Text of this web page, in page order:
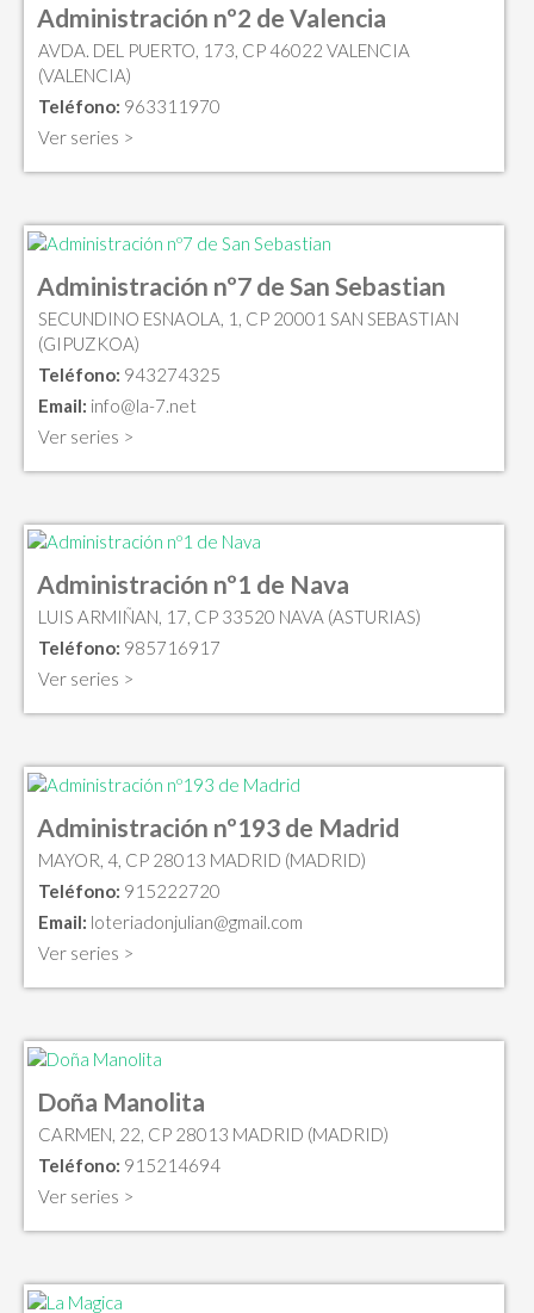
Administración nº2 de Valencia
AVDA. DEL PUERTO, 173, CP 46022 VALENCIA
(VALENCIA)
Teléfono: 963311970
Ver series >
Administración nº7 de San Sebastian
SECUNDINO ESNAOLA, 1, CP 20001 SAN SEBASTIAN
(GIPUZKOA)
Teléfono: 943274325
Email: info@la-7.net
Ver series >
Administración nº1 de Nava
LUIS ARMIÑAN, 17, CP 33520 NAVA (ASTURIAS)
Teléfono: 985716917
Ver series >
Administración nº193 de Madrid
MAYOR, 4, CP 28013 MADRID (MADRID)
Teléfono: 915222720
Email: loteriadonjulian@gmail.com
Ver series >
Doña Manolita
CARMEN, 22, CP 28013 MADRID (MADRID)
Teléfono: 915214694
Ver series >